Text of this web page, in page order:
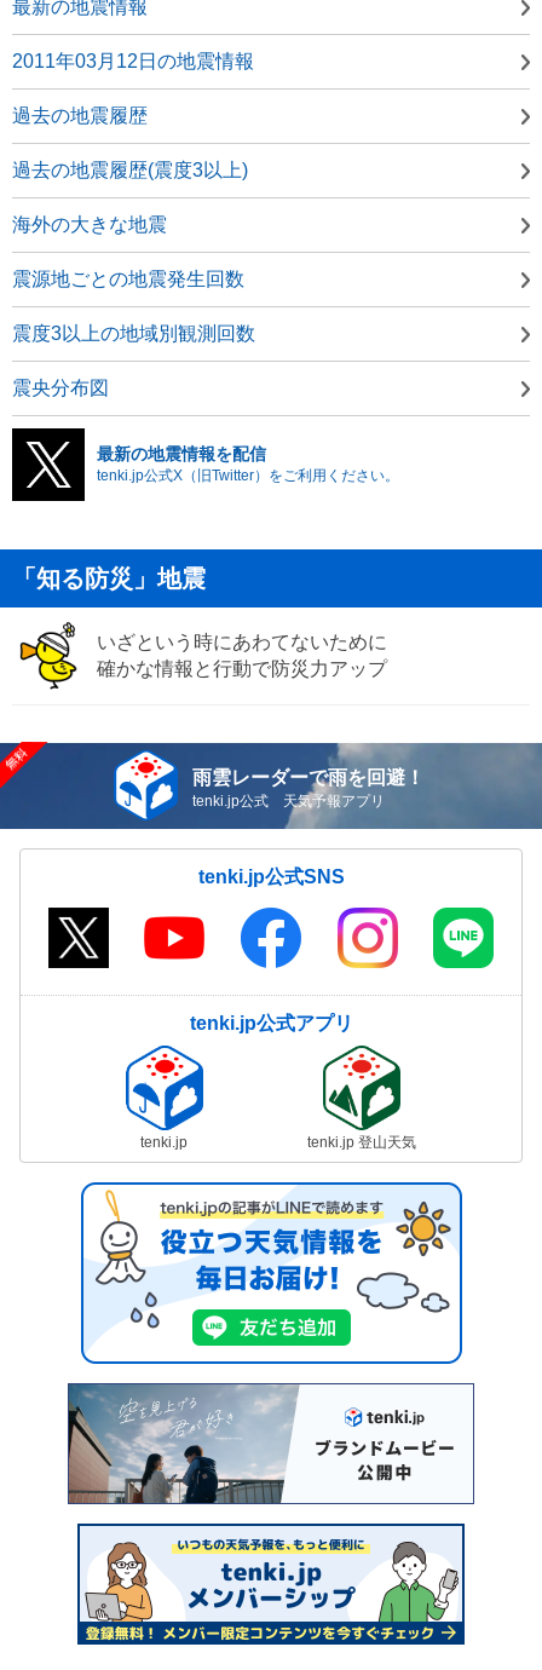
最新の地震情報
2011年03月12日の地震情報
過去の地震履歴
過去の地震履歴(震度3以上)
海外の大きな地震
震源地ごとの地震発生回数
震度3以上の地域別観測回数
震央分布図
最新の地震情報を配信
tenki.jp公式X（旧Twitter）をご利用ください。
「知る防災」地震
いざという時にあわてないために
確かな情報と行動で防災力アップ
雨雲レーダーで雨を回避！
tenki.jp公式 天気予報アプリ
tenki.jp公式SNS
tenki.jp公式アプリ
tenki.jp tenki.jp 登山天気